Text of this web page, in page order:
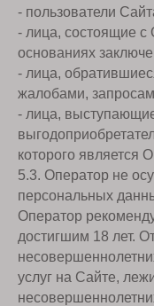
- пользователи
- лица, состоящие
основаниях
- лица,
жалобами,
- лица,
которого является
5.3. Оператор не
персональных
Оператор
достигшим 18 лет.
услуг на Сайте,